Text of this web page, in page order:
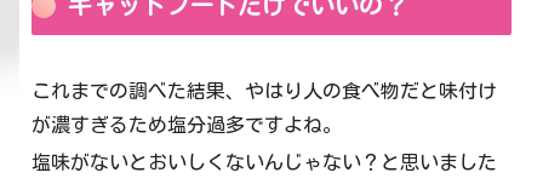
キャットフードだけでいいの？
これまでの調べた結果、やはり人の食べ物だと味付け
が濃すぎるため塩分過多ですよね。
塩味がないとおいしくないんじゃない？と思いました